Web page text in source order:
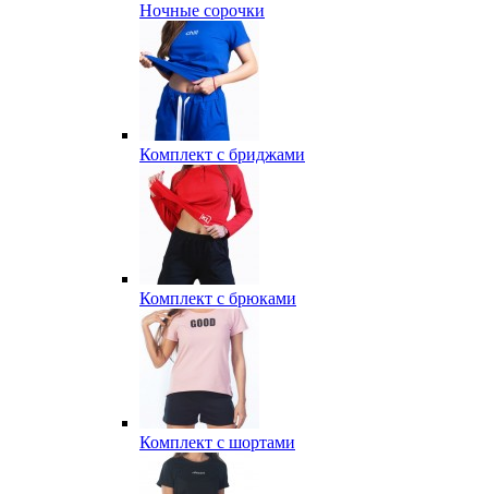
Ночные сорочки
Комплект с бриджами
Комплект с брюками
Комплект с шортами